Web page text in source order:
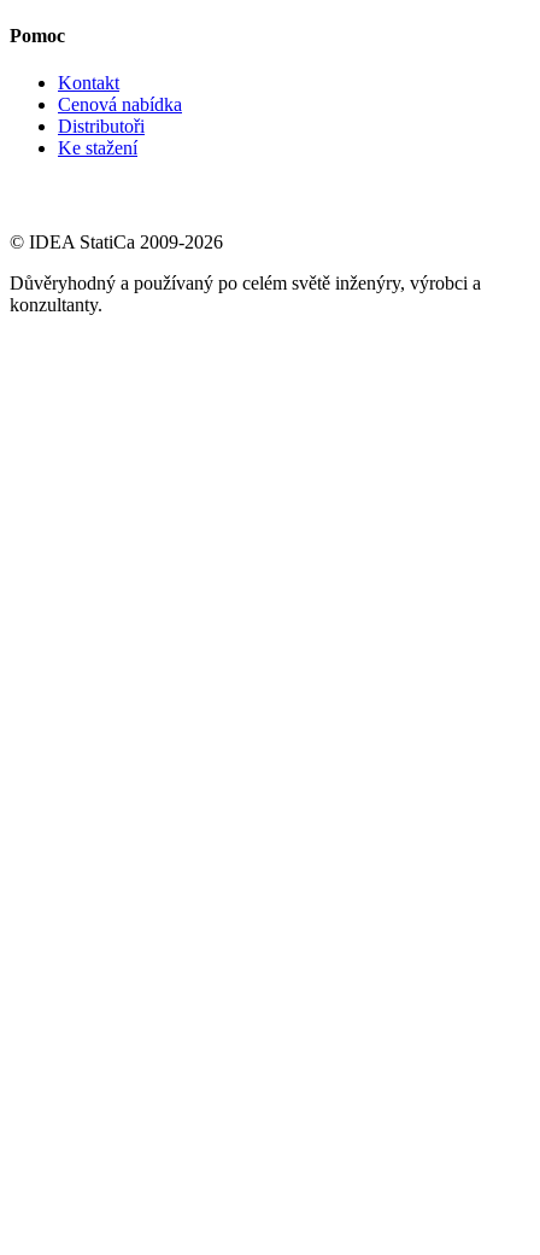
Pomoc
Kontakt
Cenová nabídka
Distributoři
Ke stažení
© IDEA StatiCa 2009-2026
Důvěryhodný a používaný po celém světě inženýry, výrobci a
konzultanty.